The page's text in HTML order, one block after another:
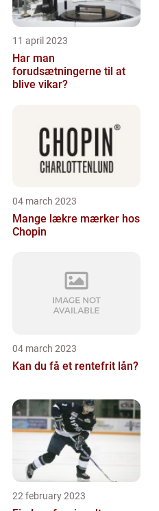
11 april 2023
Har man
forudsætningerne til at
blive vikar?
04 march 2023
Mange lækre mærker hos
Chopin
04 march 2023
Kan du få et rentefrit lån?
22 february 2023